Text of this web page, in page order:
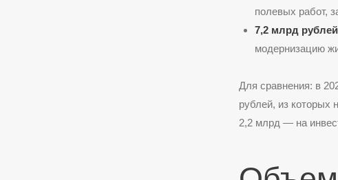
полевых работ,
7,2 млрд рублей
модернизацию
Для сравнения: в
рублей, из которых
2,2 млрд — на